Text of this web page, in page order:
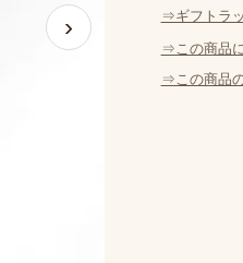
›
⇒ギフトラ
⇒この商品
⇒この商品